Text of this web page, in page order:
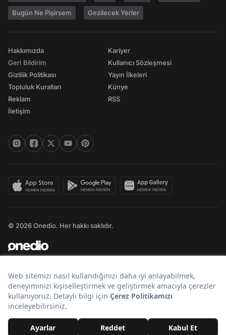
Bugün Ne Pişirsem Gezilecek Yerler
Hakkımızda
Geri Bildirim
Gizlilik Politikası
Topluluk Kuralları
Reklam
İletişim
Kariyer
Kullanıcı Sözleşmesi
Yayın İlkeleri
Künye
RSS
© 2026 Onedio. Her hakkı saklıdır.
Bir markasıdır.